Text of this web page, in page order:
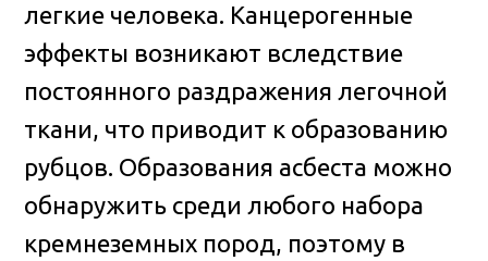
легкие человека. Канцерогенные
эффекты возникают вследствие
постоянного раздражения легочной
ткани, что приводит к образованию
рубцов. Образования асбеста можно
обнаружить среди любого набора
кремнеземных пород, поэтому в